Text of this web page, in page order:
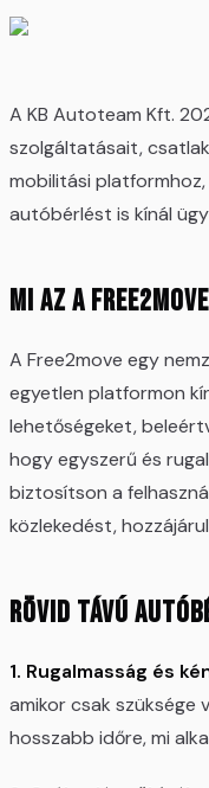
A KB Autoteam Kft.
szolgáltatásait,
mobilitási
autóbérlést is kínál
Mi az a
A Free2move egy
egyetlen platformon
lehetőségeket,
hogy egyszerű és
biztosítson a
közlekedést,
Rövid távú
1. Rugalmasság és
amikor csak szüksége
hosszabb időre, mi